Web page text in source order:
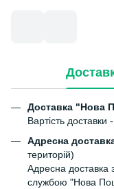
Доставка "Нова
Вартість доставки
Адресна
територій)
Адресна доставка
службою "Нова